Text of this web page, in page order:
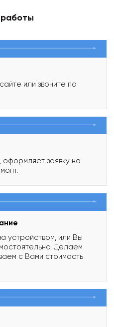
или звоните по
заявку на
устройством, или Вы
Делаем
с Вами стоимость